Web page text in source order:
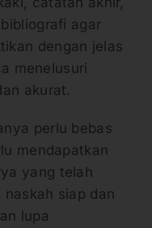
agar
dengan jelas
menelusuri
akurat.
perlu bebas
mendapatkan
yang telah
siap dan
lupa